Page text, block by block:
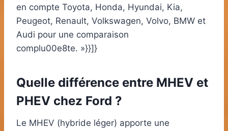
en compte Toyota, Honda, Hyundai, Kia,
Peugeot, Renault, Volkswagen, Volvo, BMW et
Audi pour une comparaison
complu00e8te. »}}]}
Quelle différence entre MHEV et
PHEV chez Ford ?
Le MHEV (hybride léger) apporte une